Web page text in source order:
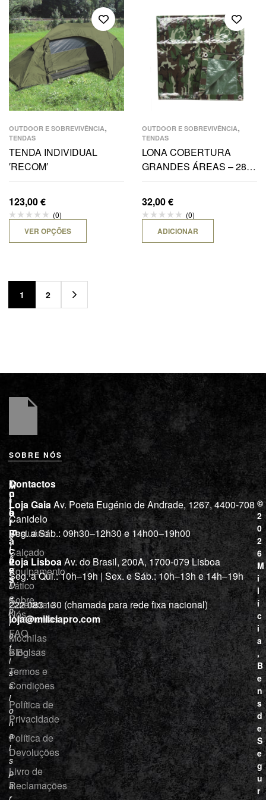
OUTDOOR E SOBREVIVÊNCIA,
TENDAS
TENDA INDIVIDUAL
′RECOM′
123,00€
(0)
VER OPÇÕES
OUTDOOR E SOBREVIVÊNCIA,
TENDAS
LONA COBERTURA
GRANDES ÁREAS – 285
x 400 CM WOODLAND
32,00€
(0)
ADICIONAR
1 2
SOBRE NÓS
M
i
l
í
c
i
a
“
D
e
p
r
o
f
i
s
s
i
o
n
a
i
s
p
a
r
L
o
j
a
Vestuário
Calçado
Equipamento
Tático
Cutelaria e
ferramentas
Mochilas
e Bolsas
I
n
f
o
r
m
a
ç
õ
e
s
Sobre
Nós
FAQ
Blog
Termos e
Condições
Política de
Privacidade
Política de
Devoluções
Livro de
Reclamações
Contactos
Loja GaiaAv. Poeta Eugénio de Andrade, 1267, 4400-708
Canidelo
Seg. a Sáb.: 09h30–12h30 e 14h00–19h00
Loja LisboaAv. do Brasil, 200A, 1700-079 Lisboa
Seg. a Qui.: 10h–19h | Sex. e Sáb.: 10h–13h e 14h–19h
222 083 130 (chamada para rede fixa nacional)
loja@miliciapro.com
©
2
0
2
6
M
i
l
í
c
i
a
,
B
e
n
s
d
e
S
e
g
u
r